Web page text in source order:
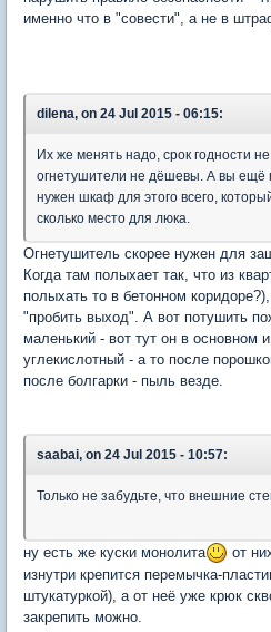
именно что в "совести", а не в
dilena, on 24 Jul 2015 - 06:15:
Их же менять надо, срок годности
огнетушители не дёшевы. А вы ещё
нужен шкаф для этого всего,
сколько место для люка.
Огнетушитель скорее нужен для
Когда там полыхает так, что из
полыхать то в бетонном
"пробить выход". А вот потушить
маленький - вот тут он в основном
углекислотный - а то после
после болгарки - пыль везде.
saabai, on 24 Jul 2015 - 10:57:
Только не забудьте, что внешние
ну есть же куски монолита
от
изнутри крепится перемычка-
штукатуркой), а от неё уже крюк
закрепить можно.